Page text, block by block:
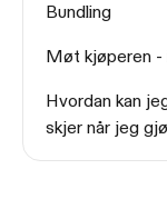
Bundling
Møt kjøperen
Hvordan kan
skjer når jeg